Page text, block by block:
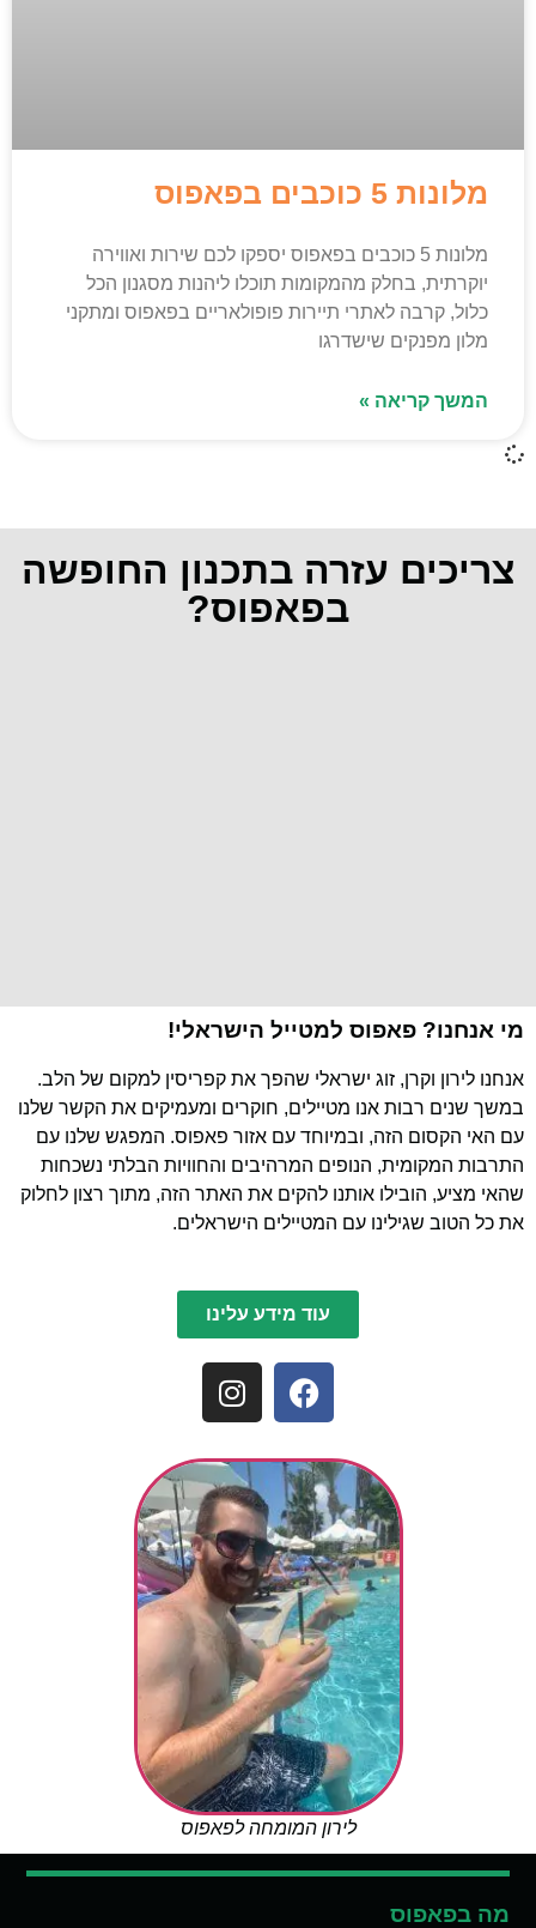
מלונות 5 כוכבים בפאפוס
מלונות 5 כוכבים בפאפוס יספקו לכם שירות ואווירה
יוקרתית, בחלק מהמקומות תוכלו ליהנות מסגנון הכל
כלול, קרבה לאתרי תיירות פופולאריים בפאפוס ומתקני
מלון מפנקים שישדרגו
המשך קריאה »
צריכים עזרה בתכנון החופשה
בפאפוס?
מי אנחנו? פאפוס למטייל הישראלי!
אנחנו לירון וקרן, זוג ישראלי שהפך את קפריסין למקום של הלב.
במשך שנים רבות אנו מטיילים, חוקרים ומעמיקים את הקשר שלנו
עם האי הקסום הזה, ובמיוחד עם אזור פאפוס. המפגש שלנו עם
התרבות המקומית, הנופים המרהיבים והחוויות הבלתי נשכחות
שהאי מציע, הובילו אותנו להקים את האתר הזה, מתוך רצון לחלוק
את כל הטוב שגילינו עם המטיילים הישראלים.
עוד מידע עלינו
לירון המומחה לפאפוס
מה בפאפוס